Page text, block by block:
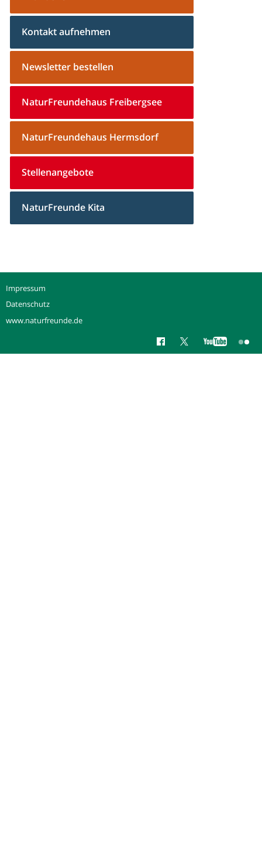
Kontakt aufnehmen
Newsletter bestellen
NaturFreundehaus Freibergsee
NaturFreundehaus Hermsdorf
Stellenangebote
NaturFreunde Kita
Impressum
Datenschutz
www.naturfreunde.de